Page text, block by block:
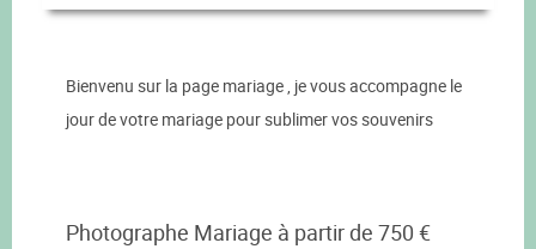
Bienvenu sur la page mariage , je vous accompagne le
jour de votre mariage pour sublimer vos souvenirs
Photographe Mariage à partir de 750 €